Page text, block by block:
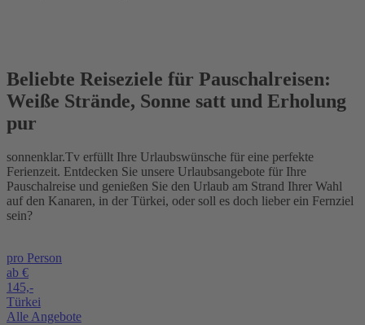
Beliebte Reiseziele für Pauschalreisen:
Weiße Strände, Sonne satt und Erholung
pur
sonnenklar.Tv erfüllt Ihre Urlaubswünsche für eine perfekte
Ferienzeit. Entdecken Sie unsere Urlaubsangebote für Ihre
Pauschalreise und genießen Sie den Urlaub am Strand Ihrer Wahl
auf den Kanaren, in der Türkei, oder soll es doch lieber ein Fernziel
sein?
pro Person
ab €
145,-
Türkei
Alle Angebote